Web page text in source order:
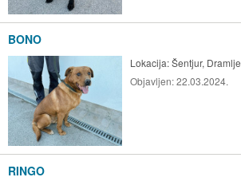
BONO
Lokacija:Šentjur, Dramlje
Objavljen:22.03.2024.
RINGO